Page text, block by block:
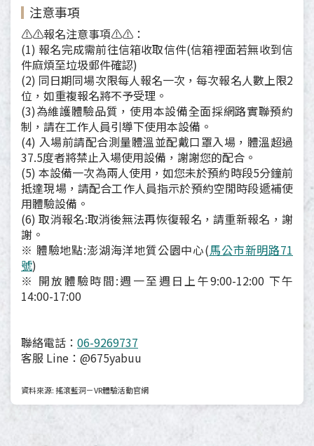
注意事項
⚠️⚠️報名注意事項⚠️⚠️：
(1) 報名完成需前往信箱收取信件(信箱裡面若無收到信
件麻煩至垃圾郵件確認)
(2) 同日期同場次限每人報名一次，每次報名人數上限2
位，如重複報名將不予受理。
(3)為維護體驗品質，使用本設備全面採網路實聯預約
制，請在工作人員引導下使用本設備。
(4) 入場前請配合測量體溫並配戴口罩入場，體溫超過
37.5度者將禁止入場使用設備，謝謝您的配合。
(5) 本設備一次為兩人使用，如您未於預約時段5分鐘前
抵達現場，請配合工作人員指示於預約空閒時段遞補使
用體驗設備。
(6) 取消報名:取消後無法再恢復報名，請重新報名，謝
謝。
※ 體驗地點:澎湖海洋地質公園中心(馬公市新明路71
號)
※ 開放體驗時間:週一至週日上午9:00-12:00 下午
14:00-17:00
聯絡電話： 06-9269737
客服 Line：@675yabuu
資料來源: 搖滾藍洞－VR體驗活動官網